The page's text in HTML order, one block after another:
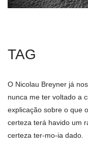
TAG
O Nicolau Breyner já
nunca me ter voltado a
explicação sobre o que
certeza terá havido um
certeza ter-mo-ia dado.